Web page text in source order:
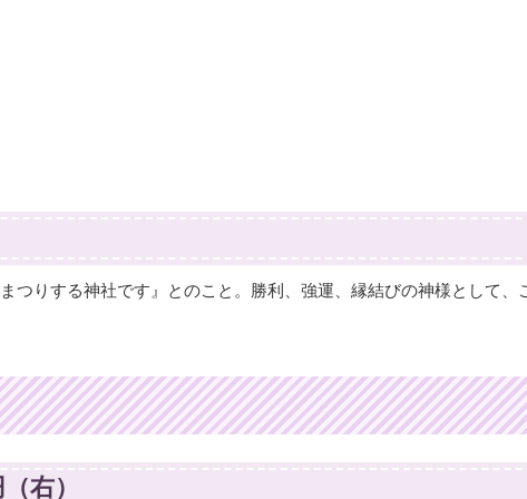
つりする神社です』とのこと。勝利、強運、縁結びの神様として、
右）